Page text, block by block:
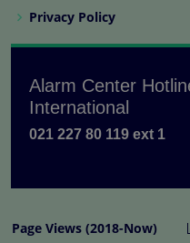
Privacy Policy
Alarm Center
International
021 227 80 119 ext 1
Page Views (2018-Now)